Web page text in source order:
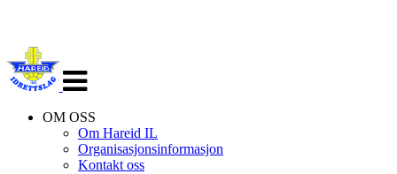
navigasjon
OM OSS
Om Hareid IL
Organisasjonsinformasjon
Kontakt oss